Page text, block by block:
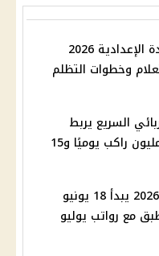
موعد نتيجة الشهادة الإعدادية 2026
وخطوات التظلم
السريع يربط
البحرين وينقل 2.5 مليون راكب يوميًا و15
صرف مرتبات يونيو 2026 يبدأ 18 يونيو
مع رواتب يوليو